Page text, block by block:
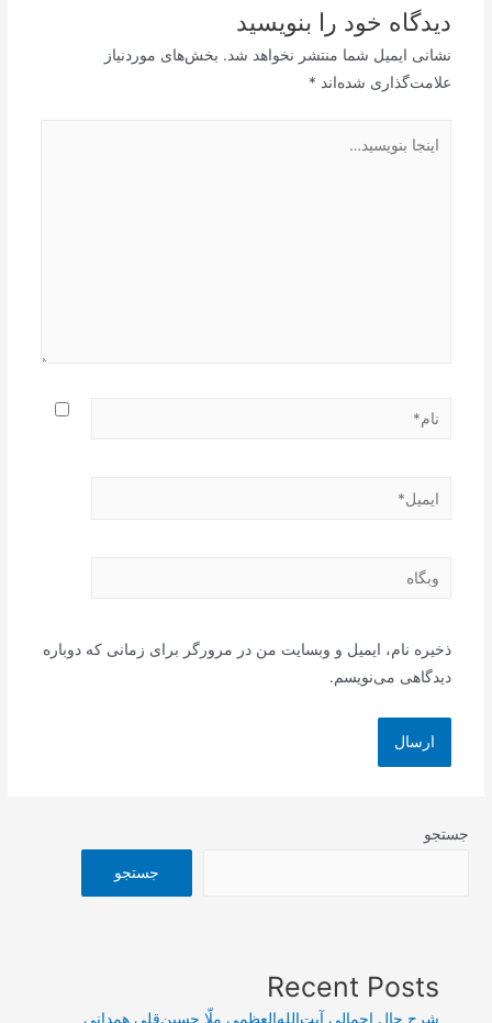
دیدگاه‌ خود را بنویسید
نشانی ایمیل شما منتشر نخواهد شد. بخش‌های موردنیاز
علامت‌گذاری شده‌اند *
بنویسید…
نام*
ایمیل*
وبگاه
ذخیره نام، ایمیل و وبسایت من در مرورگر برای زمانی که دوباره
دیدگاهی می‌نویسم.
جستجو
جستجو
Recent Posts
شرح حال اجمالی آیت‌الله‌العظمی ملّا حسین‌قلی همدانی